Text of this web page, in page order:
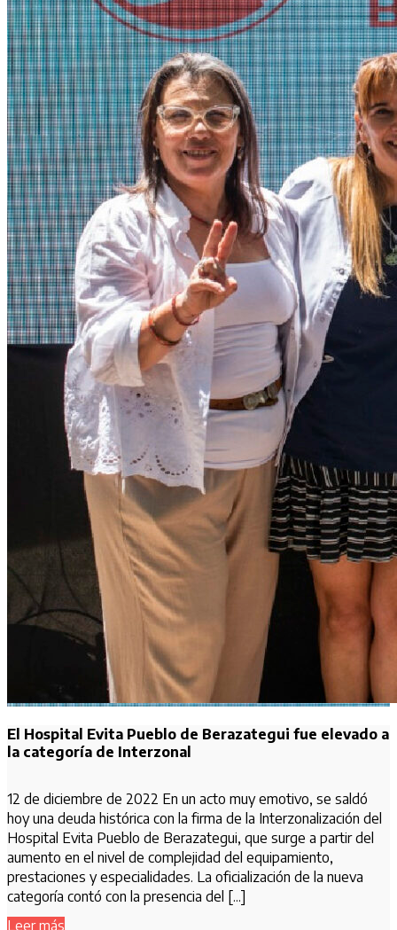
El Hospital Evita Pueblo de Berazategui fue elevado a
la categoría de Interzonal
12 de diciembre de 2022 En un acto muy emotivo, se saldó
hoy una deuda histórica con la firma de la Interzonalización del
Hospital Evita Pueblo de Berazategui, que surge a partir del
aumento en el nivel de complejidad del equipamiento,
prestaciones y especialidades. La oficialización de la nueva
categoría contó con la presencia del [...]
Leer más